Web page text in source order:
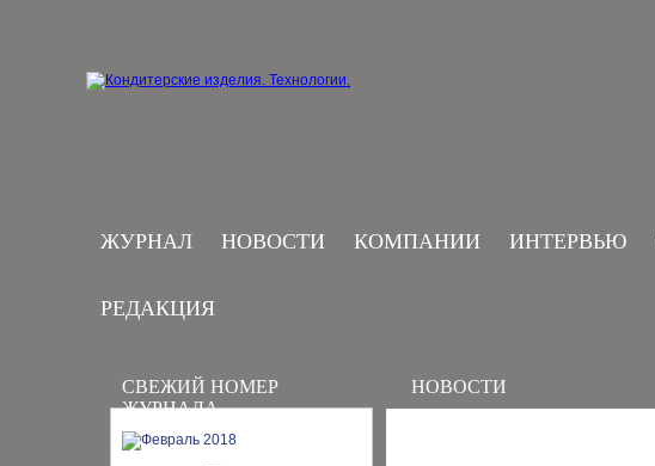
ЖУРНАЛ НОВОСТИ КОМПАНИИ ИНТЕРВЬЮ
РЕДАКЦИЯ
СВЕЖИЙ НОМЕР
ЖУРНАЛА
НОВОСТИ